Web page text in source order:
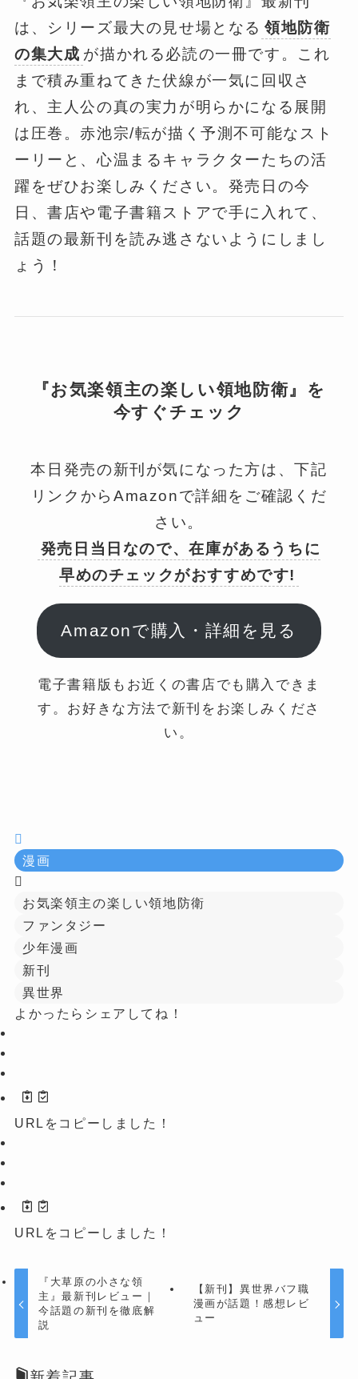
は、シリーズ最大の見せ場となる 領地防衛
の集大成 が描かれる必読の一冊です。これ
まで積み重ねてきた伏線が一気に回収さ
れ、主人公の真の実力が明らかになる展開
は圧巻。赤池宗/転が描く予測不可能なスト
ーリーと、心温まるキャラクターたちの活
躍をぜひお楽しみください。発売日の今
日、書店や電子書籍ストアで手に入れて、
話題の最新刊を読み逃さないようにしまし
ょう！
『お気楽領主の楽しい領地防衛』を
今すぐチェック
本日発売の新刊が気になった方は、下記
リンクからAmazonで詳細をご確認くだ
さい。
発売日当日なので、在庫があるうちに
早めのチェックがおすすめです!
Amazonで購入・詳細を見る
電子書籍版もお近くの書店でも購入できま
す。お好きな方法で新刊をお楽しみくださ
い。
漫画
お気楽領主の楽しい領地防衛
ファンタジー
少年漫画
新刊
異世界
よかったらシェアしてね！
URLをコピーしました！
URLをコピーしました！
『大草原の小さな領
主』最新刊レビュー｜
今話題の新刊を徹底解
説
【新刊】異世界バフ職
漫画が話題！感想レビ
ュー